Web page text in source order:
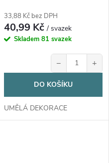
33,88 Kč bez DPH
40,99 Kč/ svazek
Skladem 81 svazek
− +
DO KOŠÍKU
UMĚLÁ DEKORACE